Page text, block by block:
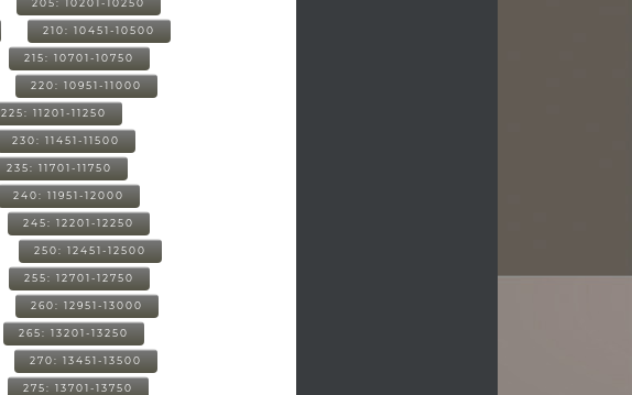
205: 10201-10250
210: 10451-10500
215: 10701-10750
220: 10951-11000
225: 11201-11250
230: 11451-11500
235: 11701-11750
240: 11951-12000
245: 12201-12250
250: 12451-12500
255: 12701-12750
260: 12951-13000
265: 13201-13250
270: 13451-13500
275: 13701-13750